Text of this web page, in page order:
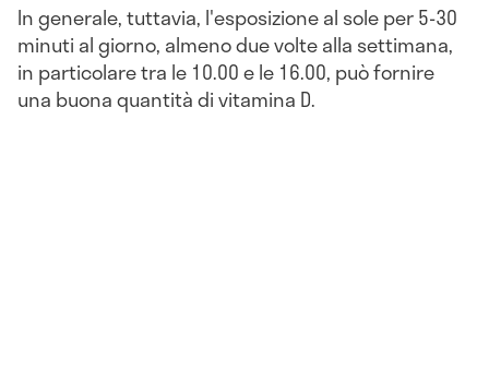
In generale, tuttavia, l'esposizione al sole per 5-30
minuti al giorno, almeno due volte alla settimana,
in particolare tra le 10.00 e le 16.00, può fornire
una buona quantità di vitamina D.